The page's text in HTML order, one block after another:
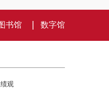
书馆 数字馆
观